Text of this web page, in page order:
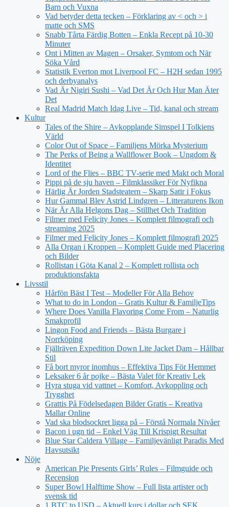
Barn och Vuxna
Vad betyder detta tecken – Förklaring av < och > i
matte och SMS
Snabb Tårta Färdig Botten – Enkla Recept på 10-30
Minuter
Ont i Mitten av Magen – Orsaker, Symtom och När
Söka Vård
Statistik Everton mot Liverpool FC – H2H sedan 1995
och derbyanalys
Vad Är Nigiri Sushi – Vad Det Är Och Hur Man Äter
Det
Real Madrid Match Idag Live – Tid, kanal och stream
Kultur
Tales of the Shire – Avkopplande Simspel I Tolkiens
Värld
Color Out of Space – Familjens Mörka Mysterium
The Perks of Being a Wallflower Book – Ungdom &
Identitet
Lord of the Flies – BBC TV-serie med Makt och Moral
Pippi på de sju haven – Filmklassiker För Nyfikna
Härlig Är Jorden Stadsteatern – Skarp Satir i Fokus
Hur Gammal Blev Astrid Lindgren – Litteraturens Ikon
När Är Alla Helgons Dag – Stillhet Och Tradition
Filmer med Felicity Jones – Komplett filmografi och
streaming 2025
Filmer med Felicity Jones – Komplett filmografi 2025
Alla Organ i Kroppen – Komplett Guide med Placering
och Bilder
Rollistan i Göta Kanal 2 – Komplett rollista och
produktionsfakta
Livsstil
Hårfön Bäst I Test – Modeller För Alla Behov
What to do in London – Gratis Kultur & FamiljeTips
Where Does Vanilla Flavoring Come From – Naturlig
Smakprofil
Lingon Food and Friends – Bästa Burgare i
Norrköping
Fjällräven Expedition Down Lite Jacket Dam – Hållbar
Stil
Få bort myror inomhus – Effektiva Tips För Hemmet
Leksaker 6 år pojke – Bästa Valet för Kreativ Lek
Hyra stuga vid vattnet – Komfort, Avkoppling och
Trygghet
Grattis På Födelsedagen Bilder Gratis – Kreativa
Mallar Online
Vad ska blodsockret ligga på – Förstå Normala Nivåer
Bacon i ugn tid – Enkel Väg Till Krispigt Resultat
Blue Star Caldera Village – Familjevänligt Paradis Med
Havsutsikt
Nöje
American Pie Presents Girls’ Rules – Filmguide och
Recension
Super Bowl Halftime Show – Full lista artister och
svensk tid
1 BTC to USD – Aktuell kurs i dollar och SEK